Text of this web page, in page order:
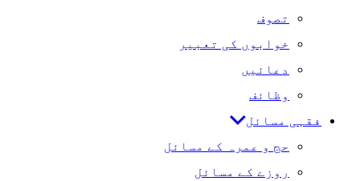
تصوف
خوابوں کی تعبیر
دعائیں
وظائف
فقہی مسائل
حج و عمرہ کے مسائل
روزے کے مسائل